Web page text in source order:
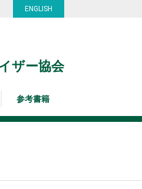
ENGLISH
ザー協会
参考書籍